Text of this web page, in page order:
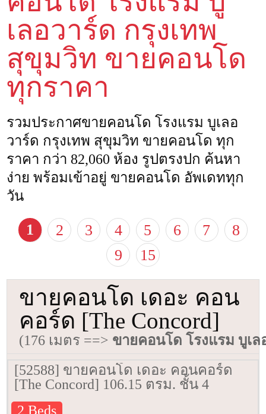
เลอวาร์ด กรุงเทพ
สุขุมวิท ขายคอนโด
ทุกราคา
รวมประกาศขายคอนโด โรงแรม บูเลอ
วาร์ด กรุงเทพ สุขุมวิท ขายคอนโด ทุก
ราคา กว่า 82,060 ห้อง รูปตรงปก ค้นหา
ง่าย พร้อมเข้าอยู่ ขายคอนโด อัพเดททุก
วัน
1 2 3 4 5 6 7
8
9
15
ขายคอนโด เดอะ คอน
คอร์ด [The Concord]
(176 เมตร ==> ขายคอนโด โรงแรม บูเ
[52588] ขายคอนโด เดอะ คอนคอร์ด
[The Concord] 106.15 ตรม. ชั้น 4
2 Beds